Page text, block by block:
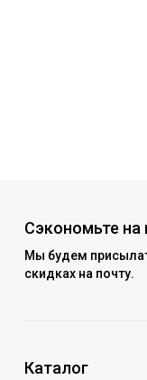
Сэкономьте на
Мы будем
скидках на почту.
Каталог